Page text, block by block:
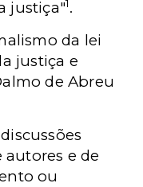
justiça"1.
da lei
justiça e
de Abreu
autores e de
ou